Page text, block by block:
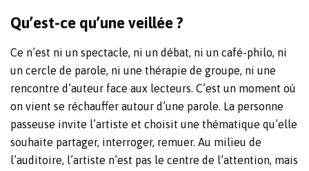
Qu’est-ce qu’une veillée ?
Ce n’est ni un spectacle, ni un débat, ni un café-philo, ni
un cercle de parole, ni une thérapie de groupe, ni une
rencontre d’auteur face aux lecteurs. C’est un moment où
on vient se réchauffer autour d’une parole. La personne
passeuse invite l’artiste et choisit une thématique qu’elle
souhaite partager, interroger, remuer. Au milieu de
l’auditoire, l’artiste n’est pas le centre de l’attention, mais